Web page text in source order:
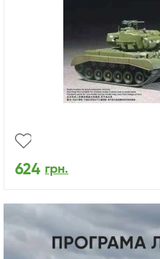
624 грн.